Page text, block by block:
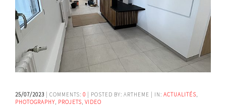
25/07/2023 | COMMENTS: 0 | POSTED BY: ARTHEME | IN: ACTUALITÉS,
PHOTOGRAPHY, PROJETS, VIDEO